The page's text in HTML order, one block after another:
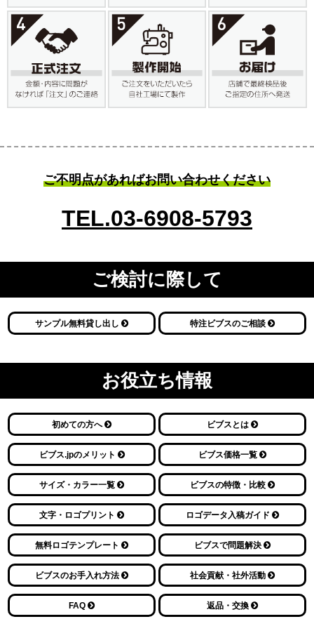
ご不明点があればお問い合わせください
TEL.03-6908-5793
ご検討に際して
サンプル無料貸し出し 特注ビブスのご相談
お役立ち情報
初めての方へ ビブスとは
ビブス.jpのメリット ビブス価格一覧
サイズ・カラー一覧 ビブスの特徴・比較
文字・ロゴプリント ロゴデータ入稿ガイド
無料ロゴテンプレート ビブスで問題解決
ビブスのお手入れ方法 社会貢献・社外活動
FAQ 返品・交換